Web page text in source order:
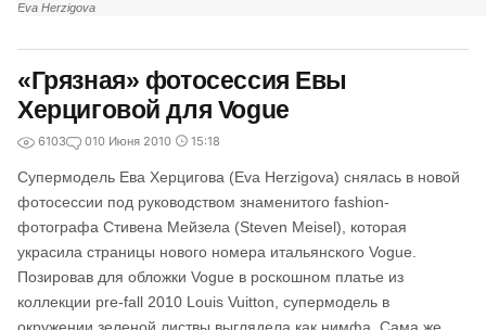
Eva Herzigova
«Грязная» фотосессия Евы
Херциговой для Vogue
6103 010 Июня 2010 15:18
Супермодель Ева Херцигова (Eva Herzigova) снялась в новой
фотосессии под руководством знаменитого fashion-
фотографа Стивена Мейзела (Steven Meisel), которая
украсила страницы нового номера итальянского Vogue.
Позировав для обложки Vogue в роскошном платье из
коллекции pre-fall 2010 Louis Vuitton, супермодель в